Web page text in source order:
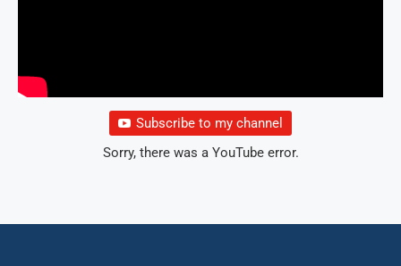
Subscribe to my channel
Sorry, there was a YouTube error.